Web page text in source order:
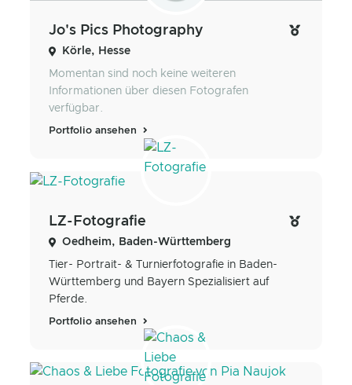
Jo's Pics Photography
Körle, Hesse
Momentan sind noch keine weiteren
Informationen über diesen Fotografen
verfügbar.
Portfolio ansehen
LZ-Fotografie
Oedheim, Baden-Württemberg
Tier- Portrait- & Turnierfotografie in Baden-
Württemberg und Bayern Spezialisiert auf
Pferde.
Portfolio ansehen